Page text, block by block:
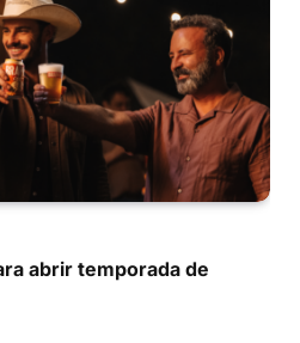
abrir temporada de